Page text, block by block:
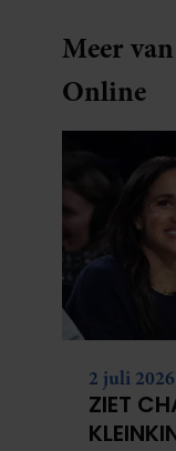
Meer
Online
2 juli 2026
ZIET